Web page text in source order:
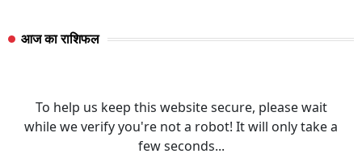
आज का राशिफल